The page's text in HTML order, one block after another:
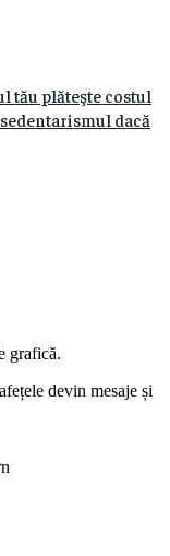
tău plăteşte costul
dacă
grafică.
devin mesaje și